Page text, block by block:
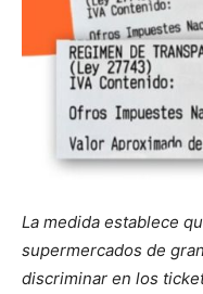
La medida establece
supermercados de
discriminar en los